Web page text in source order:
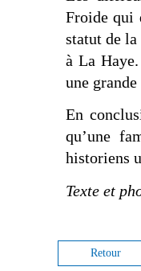
Froide qui
statut de la
à La
une
En
qu’une
historiens
Texte et
Retour